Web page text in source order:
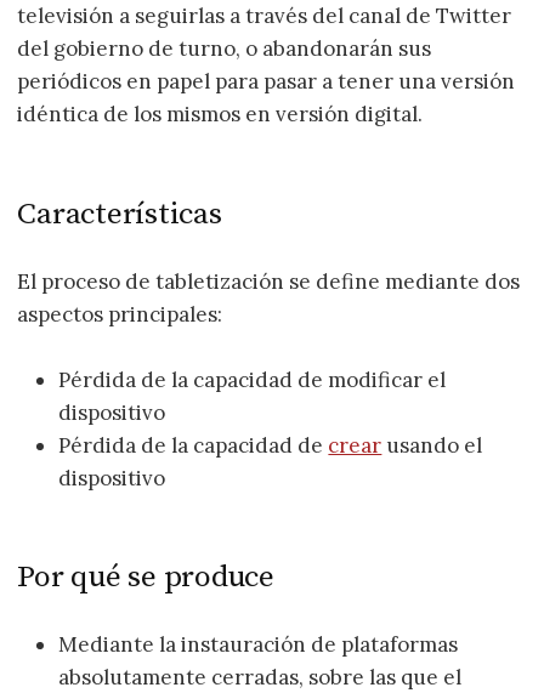
televisión a seguirlas a través del canal de Twitter
del gobierno de turno, o abandonarán sus
periódicos en papel para pasar a tener una versión
idéntica de los mismos en versión digital.
Características
El proceso de tabletización se define mediante dos
aspectos principales:
Pérdida de la capacidad de modificar el
dispositivo
Pérdida de la capacidad de crear usando el
dispositivo
Por qué se produce
Mediante la instauración de plataformas
absolutamente cerradas, sobre las que el